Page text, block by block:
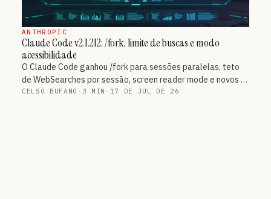
ANTHROPIC
Claude Code v2.1.212: /fork, limite de buscas e modo
acessibilidade
O Claude Code ganhou /fork para sessões paralelas, teto
de WebSearches por sessão, screen reader mode e novos …
CELSO BUFANO · 3 MIN · 17 DE JUL DE 26